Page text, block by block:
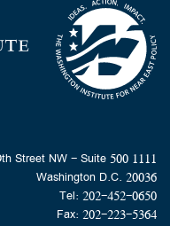
Homepage
1111 19th Street NW - Suite 500
Washington D.C. 20036
Tel: 202-452-0650
Fax: 202-223-5364